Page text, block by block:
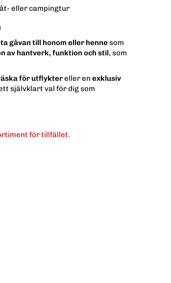
eller campingtur
gåvan till honom eller henne som
av hantverk, funktion och stil, som
för utflyktereller en exklusiv
självklart val för dig som
för tillfället.